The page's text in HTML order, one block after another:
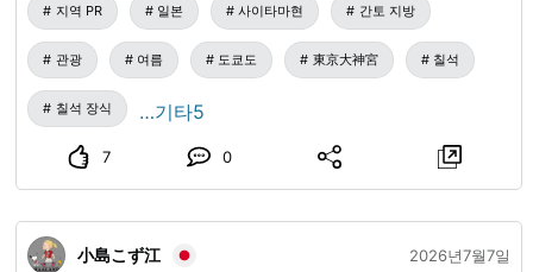
지역 PR 일본 사이타마현 간토 지방
관광 여름 도쿄도 東京大神宮 칠석
칠석 장식 …기타5
7 0
小島こず江 2026년7월7일